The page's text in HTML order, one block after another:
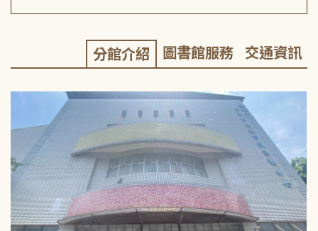
分館介紹 圖書館服務 交通資訊